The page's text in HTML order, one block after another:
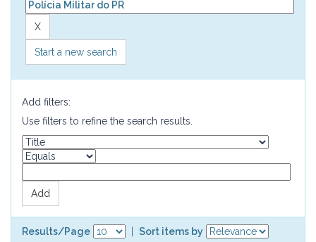
Start a new search
Add filters:
Use filters to refine the search results.
Results/Page
Sort items by